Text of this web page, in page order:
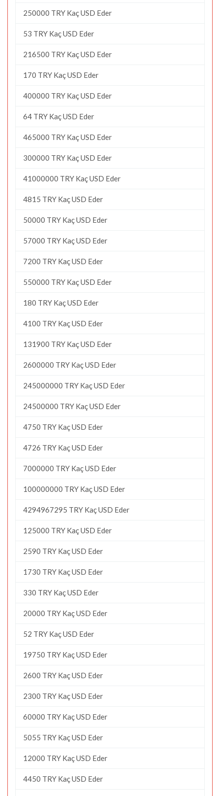
250000 TRY Kaç USD Eder
53 TRY Kaç USD Eder
216500 TRY Kaç USD Eder
170 TRY Kaç USD Eder
400000 TRY Kaç USD Eder
64 TRY Kaç USD Eder
465000 TRY Kaç USD Eder
300000 TRY Kaç USD Eder
41000000 TRY Kaç USD Eder
4815 TRY Kaç USD Eder
50000 TRY Kaç USD Eder
57000 TRY Kaç USD Eder
7200 TRY Kaç USD Eder
550000 TRY Kaç USD Eder
180 TRY Kaç USD Eder
4100 TRY Kaç USD Eder
131900 TRY Kaç USD Eder
2600000 TRY Kaç USD Eder
245000000 TRY Kaç USD Eder
24500000 TRY Kaç USD Eder
4750 TRY Kaç USD Eder
4726 TRY Kaç USD Eder
7000000 TRY Kaç USD Eder
100000000 TRY Kaç USD Eder
4294967295 TRY Kaç USD Eder
125000 TRY Kaç USD Eder
2590 TRY Kaç USD Eder
1730 TRY Kaç USD Eder
330 TRY Kaç USD Eder
20000 TRY Kaç USD Eder
52 TRY Kaç USD Eder
19750 TRY Kaç USD Eder
2600 TRY Kaç USD Eder
2300 TRY Kaç USD Eder
60000 TRY Kaç USD Eder
5055 TRY Kaç USD Eder
12000 TRY Kaç USD Eder
4450 TRY Kaç USD Eder